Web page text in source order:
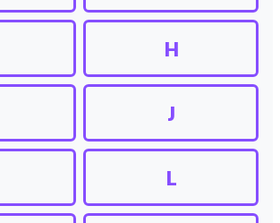
H
J
L